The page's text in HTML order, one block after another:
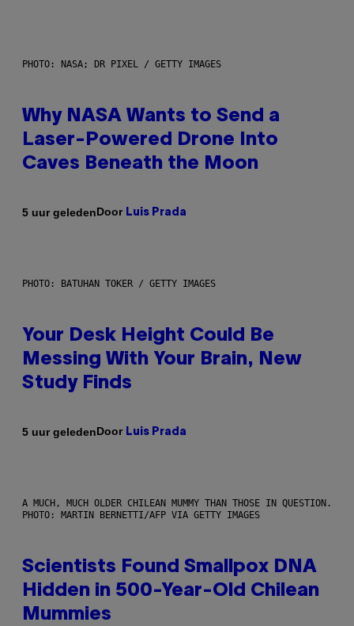
PHOTO: NASA; DR PIXEL / GETTY IMAGES
Why NASA Wants to Send a
Laser-Powered Drone Into
Caves Beneath the Moon
5 uur geledenDoor Luis Prada
PHOTO: BATUHAN TOKER / GETTY IMAGES
Your Desk Height Could Be
Messing With Your Brain, New
Study Finds
5 uur geledenDoor Luis Prada
A MUCH, MUCH OLDER CHILEAN MUMMY THAN THOSE IN QUESTION.
PHOTO: MARTIN BERNETTI/AFP VIA GETTY IMAGES
Scientists Found Smallpox DNA
Hidden in 500-Year-Old Chilean
Mummies